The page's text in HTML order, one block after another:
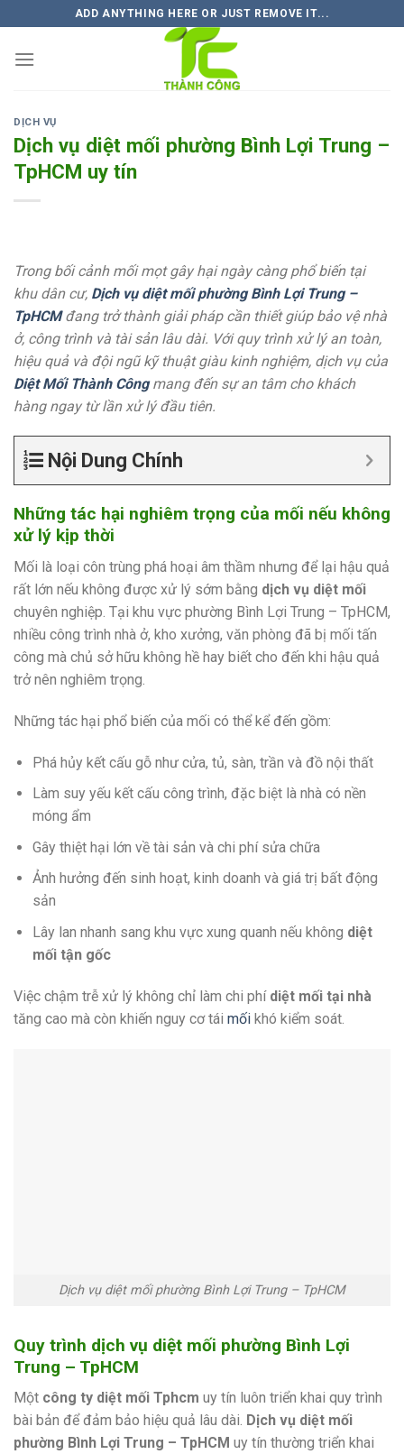
to
content
ADD ANYTHING HERE OR JUST REMOVE IT...
DỊCH VỤ
Dịch vụ diệt mối phường Bình Lợi Trung –
TpHCM uy tín
Trong bối cảnh mối mọt gây hại ngày càng phổ biến tại
khu dân cư, Dịch vụ diệt mối phường Bình Lợi Trung –
TpHCMđang trở thành giải pháp cần thiết giúp bảo vệ nhà
ở, công trình và tài sản lâu dài. Với quy trình xử lý an toàn,
hiệu quả và đội ngũ kỹ thuật giàu kinh nghiệm, dịch vụ của
Diệt Mối Thành Côngmang đến sự an tâm cho khách
hàng ngay từ lần xử lý đầu tiên.
Nội Dung Chính
Những tác hại nghiêm trọng của mối nếu không
xử lý kịp thời
Mối là loại côn trùng phá hoại âm thầm nhưng để lại hậu quả
rất lớn nếu không được xử lý sớm bằng dịch vụ diệt mối
chuyên nghiệp. Tại khu vực phường Bình Lợi Trung – TpHCM,
nhiều công trình nhà ở, kho xưởng, văn phòng đã bị mối tấn
công mà chủ sở hữu không hề hay biết cho đến khi hậu quả
trở nên nghiêm trọng.
Những tác hại phổ biến của mối có thể kể đến gồm:
Phá hủy kết cấu gỗ như cửa, tủ, sàn, trần và đồ nội thất
Làm suy yếu kết cấu công trình, đặc biệt là nhà có nền
móng ẩm
Gây thiệt hại lớn về tài sản và chi phí sửa chữa
Ảnh hưởng đến sinh hoạt, kinh doanh và giá trị bất động
sản
Lây lan nhanh sang khu vực xung quanh nếu không diệt
mối tận gốc
Việc chậm trễ xử lý không chỉ làm chi phí diệt mối tại nhà
tăng cao mà còn khiến nguy cơ tái mối khó kiểm soát.
Dịch vụ diệt mối phường Bình Lợi Trung – TpHCM
Quy trình dịch vụ diệt mối phường Bình Lợi
Trung – TpHCM
Một công ty diệt mối Tphcm uy tín luôn triển khai quy trình
bài bản để đảm bảo hiệu quả lâu dài. Dịch vụ diệt mối
phường Bình Lợi Trung – TpHCM uy tín thường triển khai